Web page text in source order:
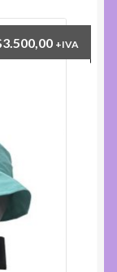
3.500,00 +IVA